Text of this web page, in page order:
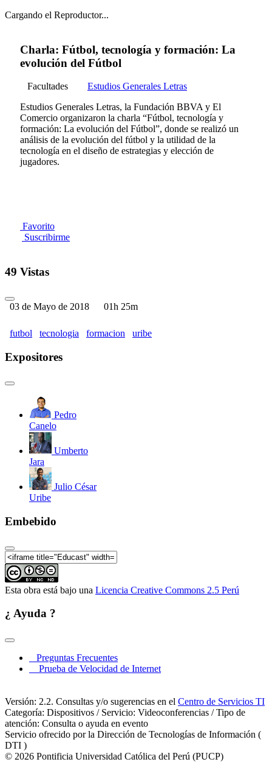
Cargando el Reproductor...
Charla: Fútbol, tecnología y formación: La
evolución del Fútbol
Facultades
Estudios Generales Letras
Estudios Generales Letras, la Fundación BBVA y El
Comercio organizaron la charla “Fútbol, tecnología y
formación: La evolución del Fútbol”, donde se realizó un
análisis de la evolución del fútbol y la utilidad de la
tecnología en el diseño de estrategias y elección de
jugadores.
Favorito
Suscribirme
49 Vistas
03 de Mayo de 2018 01h 25m
futbol tecnologia formacion uribe
Expositores
Pedro
Canelo
Umberto
Jara
Julio César
Uribe
Embebido
Esta obra está bajo una Licencia Creative Commons 2.5 Perú
¿ Ayuda ?
Preguntas Frecuentes
Prueba de Velocidad de Internet
Versión: 2.2. Consultas y/o sugerencias en el Centro de Servicios TI
Categoría: Dispositivos / Servicio: Videoconferencias / Tipo de
atención: Consulta o ayuda en evento
Servicio ofrecido por la Dirección de Tecnologías de Información (
DTI )
© 2026 Pontificia Universidad Católica del Perú (PUCP)